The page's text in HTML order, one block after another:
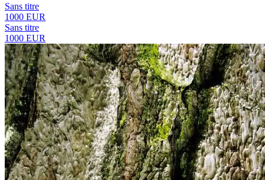
Sans titre
1000 EUR
Sans titre
1000 EUR